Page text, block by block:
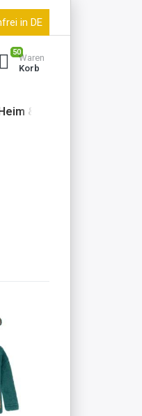
in DE
50
Waren
Korb
& Garten